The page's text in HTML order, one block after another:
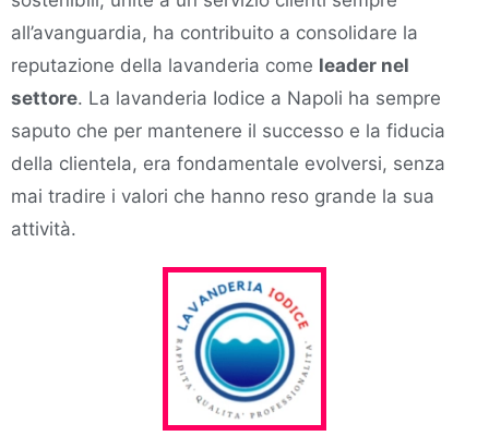
all’avanguardia, ha contribuito a consolidare la
reputazione della lavanderia come leader nel
settore. La lavanderia Iodice a Napoli ha sempre
saputo che per mantenere il successo e la fiducia
della clientela, era fondamentale evolversi, senza
mai tradire i valori che hanno reso grande la sua
attività.